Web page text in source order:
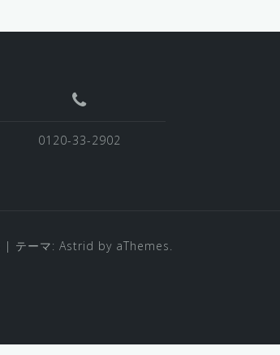
0120-33-2902
| テーマ: Astrid by aThemes.